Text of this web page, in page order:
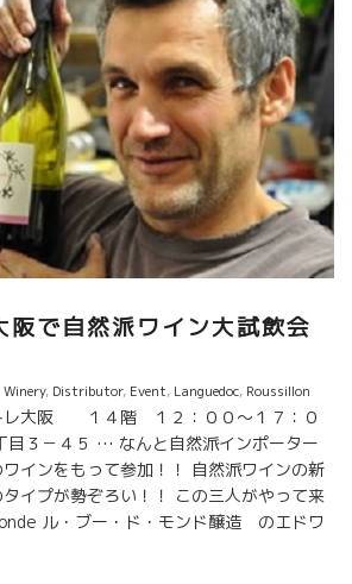
阪で自然派ワイン大試飲会
Winery, Distributor, Event, Languedoc, Roussillon
レ大阪 １４階 １２：００～１７：０
目３－４５ … なんと自然派インポーター
インをもって参加！！ 自然派ワインの新
イプが勢ぞろい！！ この三人がやって来
ル・ブー・ド・モンド醸造 のエドワ
エスカルポレット醸造 のイ